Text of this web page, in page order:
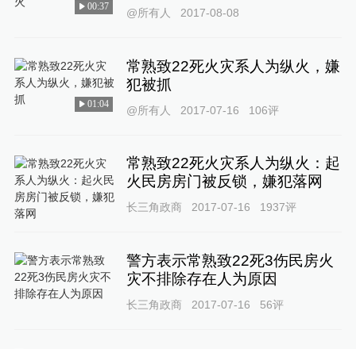
00:37 @所有人 2017-08-08
01:04
常熟致22死火灾系人为纵火，嫌
犯被抓
@所有人 2017-07-16 106评
常熟致22死火灾系人为纵火：起
火民房房门被反锁，嫌犯落网
长三角政商 2017-07-16 1937评
警方表示常熟致22死3伤民房火
灾不排除存在人为原因
长三角政商 2017-07-16 56评